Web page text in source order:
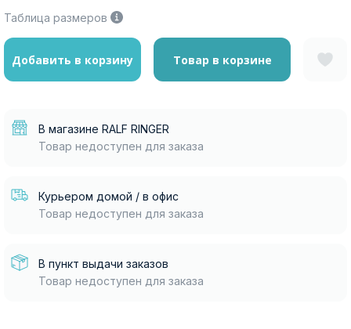
Таблица размеров
Добавить в корзину Товар в корзине
В магазине RALF RINGER
Товар недоступен для заказа
Курьером домой / в офис
Товар недоступен для заказа
В пункт выдачи заказов
Товар недоступен для заказа